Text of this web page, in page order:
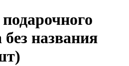
названия